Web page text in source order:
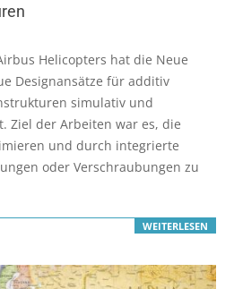
Helicopters hat die Neue
Designansätze für additiv
simulativ und
Ziel der Arbeiten war es, die
und durch integrierte
oder Verschraubungen zu
WEITERLESEN